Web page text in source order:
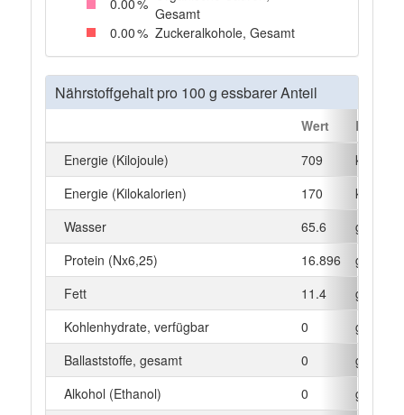
Gesamt
0.00% Zuckeralkohole, Gesamt
Nährstoffgehalt pro 100 g essbarer Anteil
Wert
Einheit
Energie (Kilojoule)
709
kJ
Energie (Kilokalorien)
170
kcal
Wasser
65.6
g
Protein (Nx6,25)
16.896
g
Fett
11.4
g
Kohlenhydrate, verfügbar
0
g
Ballaststoffe, gesamt
0
g
Alkohol (Ethanol)
0
g